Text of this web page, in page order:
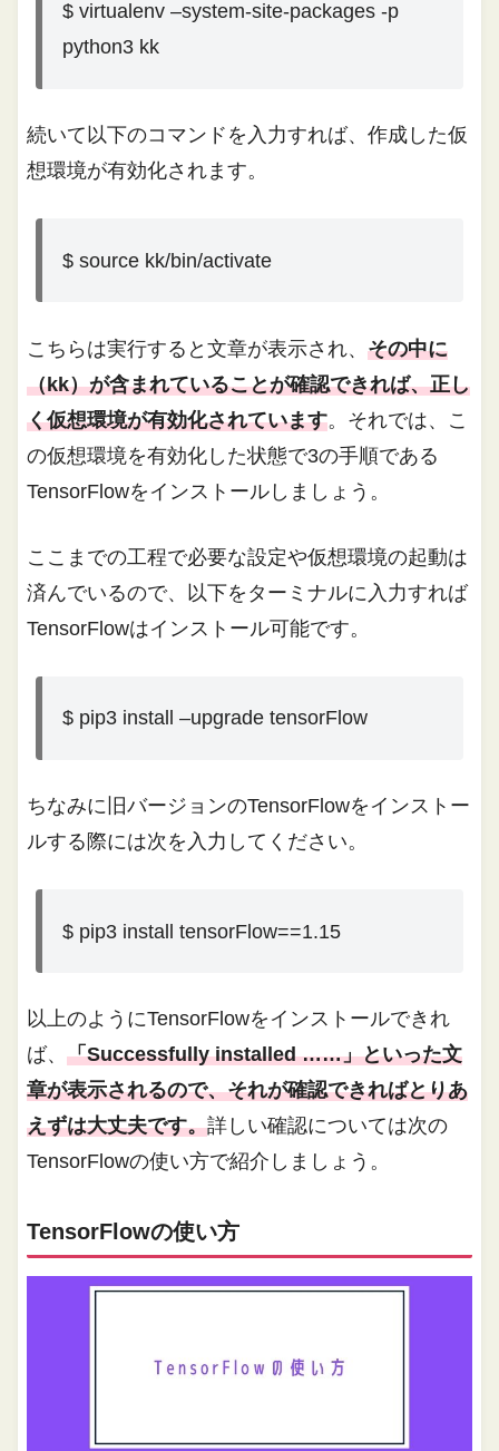
$ virtualenv –system-site-packages -p
python3 kk
続いて以下のコマンドを入力すれば、作成した仮
想環境が有効化されます。
$ source kk/bin/activate
こちらは実行すると文章が表示され、その中に
（kk）が含まれていることが確認できれば、正し
く仮想環境が有効化されています。それでは、こ
の仮想環境を有効化した状態で3の手順である
TensorFlowをインストールしましょう。
ここまでの工程で必要な設定や仮想環境の起動は
済んでいるので、以下をターミナルに入力すれば
TensorFlowはインストール可能です。
$ pip3 install –upgrade tensorFlow
ちなみに旧バージョンのTensorFlowをインストー
ルする際には次を入力してください。
$ pip3 install tensorFlow==1.15
以上のようにTensorFlowをインストールできれ
ば、「Successfully installed ……」といった文
章が表示されるので、それが確認できればとりあ
えずは大丈夫です。詳しい確認については次の
TensorFlowの使い方で紹介しましょう。
TensorFlowの使い方